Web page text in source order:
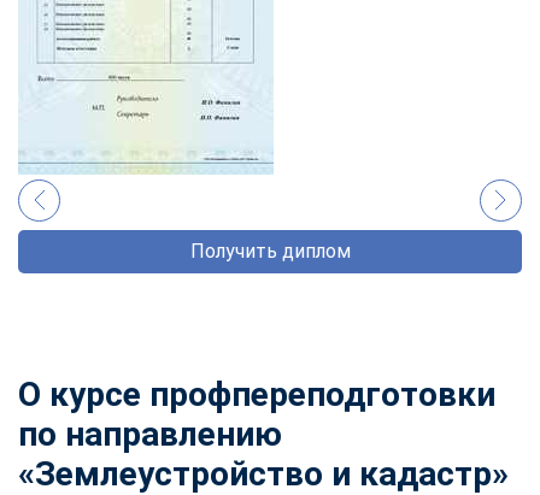
Получить диплом
О курсе профпереподготовки
по направлению
«Землеустройство и кадастр»